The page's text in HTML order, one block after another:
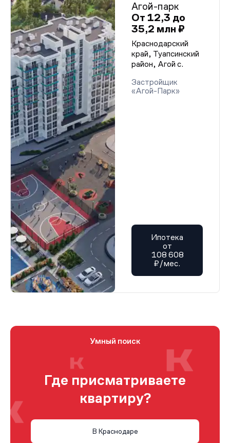
Агой-парк
От 12,3 до
35,2 млн ₽
Краснодарский
край, Туапсинский
район, Агой с.
Застройщик
«Агой-Парк»
Ипотека
от
108 608
₽/мес.
Умный поиск
Где присматриваете
квартиру?
В Краснодаре